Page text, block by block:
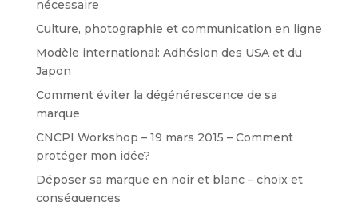
nécessaire
Culture, photographie et communication en ligne
Modèle international: Adhésion des USA et du
Japon
Comment éviter la dégénérescence de sa
marque
CNCPI Workshop – 19 mars 2015 – Comment
protéger mon idée?
Déposer sa marque en noir et blanc – choix et
conséquences